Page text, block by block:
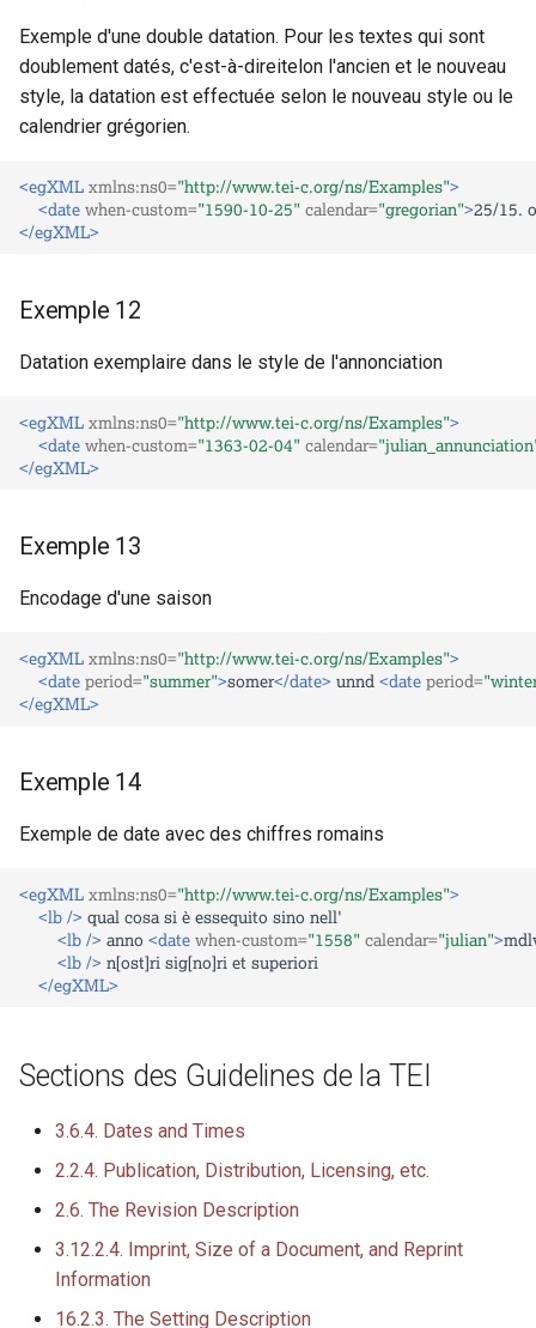
Exemple d'une double datation. Pour les textes qui sont
doublement datés, c'est-à-direitelon l'ancien et le nouveau
style, la datation est effectuée selon le nouveau style ou le
calendrier grégorien.
<egXML xmlns:ns0="http://www.tei-c.org/ns/Examples">
<date when-custom="1590-10-25" calendar="gregorian">25/15.
</egXML>
Exemple 12
Datation exemplaire dans le style de l'annonciation
<egXML xmlns:ns0="http://www.tei-c.org/ns/Examples">
<date when-custom="1363-02-04" calendar=
</egXML>
Exemple 13
Encodage d'une saison
<egXML xmlns:ns0="http://www.tei-c.org/ns/Examples">
<date period="summer">somer</date> unnd <date period=
</egXML>
Exemple 14
Exemple de date avec des chiffres romains
<egXML xmlns:ns0="http://www.tei-c.org/ns/Examples">
<lb /> qual cosa si è essequito sino
<lb /> anno <date when-custom="1558" calendar="julian">
<lb /> n[ost]ri sig[no]ri et
</egXML>
Sections des Guidelines de la TEI
3.6.4. Dates and Times
2.2.4. Publication, Distribution, Licensing, etc.
2.6. The Revision Description
3.12.2.4. Imprint, Size of a Document, and Reprint
Information
16.2.3. The Setting Description